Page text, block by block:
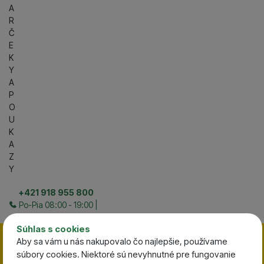
Súhlas s cookies
Aby sa vám u nás nakupovalo čo najlepšie, používame
súbory cookies. Niektoré sú nevyhnutné pre fungovanie
A
R
Č
E
K
Y
A
P
O
U
K
A
Z
Y
+421 918 955 800
Po-Pia 08:00 - 19:00 |
Totálny VÝPREDAJ skladu
Zľavy končia za:1:08:32:22